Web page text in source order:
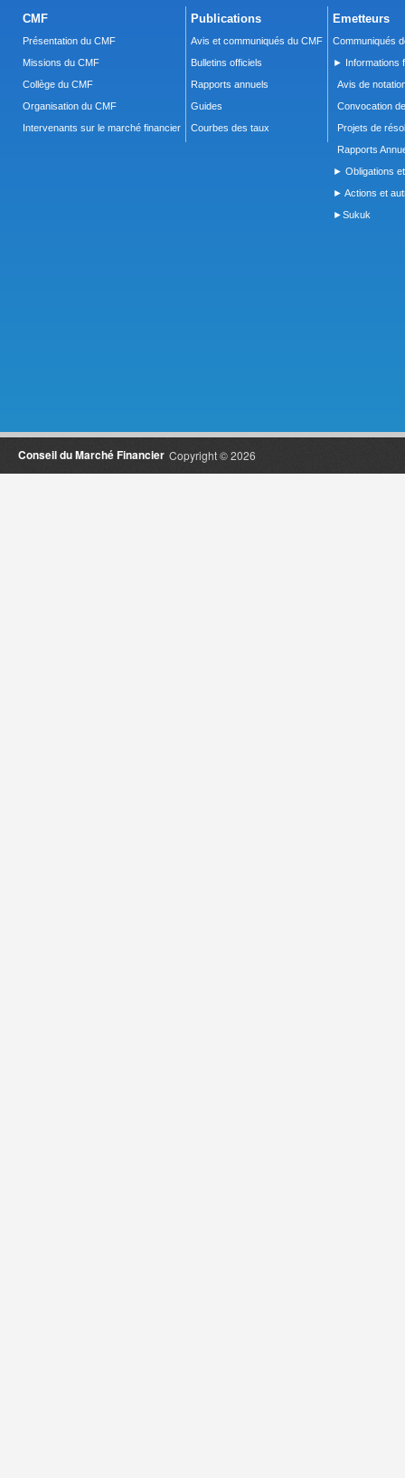
CMF
Présentation du CMF
Missions du CMF
Collège du CMF
Organisation du CMF
Intervenants sur le marché financier
Publications
Avis et communiqués du CMF
Bulletins officiels
Rapports annuels
Guides
Courbes des taux
Emetteurs
Communiqués
► Informations
Avis de
Convocation
Projets de
Rapports
► Obligations
► Actions et
►Sukuk
Copyright © 2026
Conseil du Marché Financier